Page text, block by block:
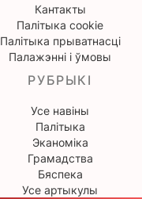
Кантакты
Палітыка cookie
Палітыка прыватнасці
Палажэнні і ўмовы
РУБРЫКІ
Усе навіны
Палітыка
Эканоміка
Грамадства
Бяспека
Усе артыкулы